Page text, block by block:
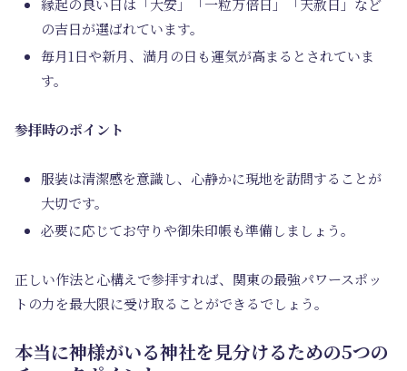
縁起の良い日は「大安」「一粒万倍日」「天赦日」など
の吉日が選ばれています。
毎月1日や新月、満月の日も運気が高まるとされていま
す。
参拝時のポイント
服装は清潔感を意識し、心静かに現地を訪問することが
大切です。
必要に応じてお守りや御朱印帳も準備しましょう。
正しい作法と心構えで参拝すれば、関東の最強パワースポッ
トの力を最大限に受け取ることができるでしょう。
本当に神様がいる神社を見分けるための5つの